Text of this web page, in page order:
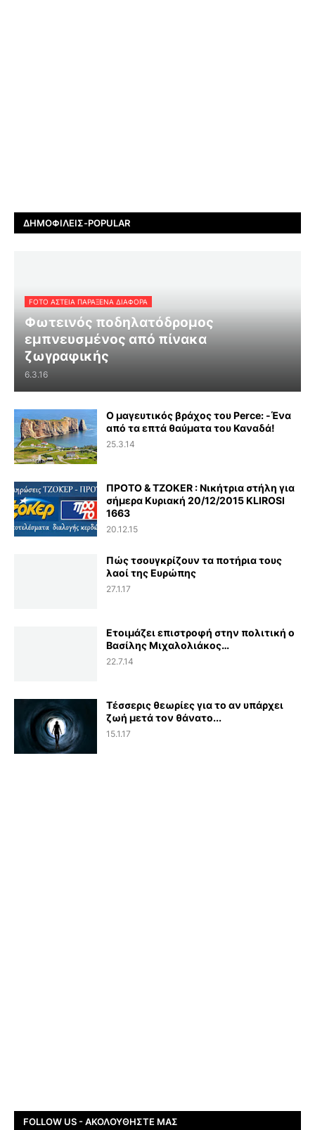
ΔΗΜΟΦΙΛΕΊΣ-POPULAR
FOTO ΑΣΤΕΙΑ ΠΑΡΑΞΕΝΑ ΔΙΑΦΟΡΑ
Φωτεινός ποδηλατόδρομος
εμπνευσμένος από πίνακα
ζωγραφικής
6.3.16
Ο μαγευτικός βράχος του Perce: -Ένα
από τα επτά θαύματα του Καναδά!
25.3.14
ΠΡΟΤΟ & TZOKER : Νικήτρια στήλη για
σήμερα Κυριακή 20/12/2015 KLIROSI
1663
20.12.15
Πώς τσουγκρίζουν τα ποτήρια τους
λαοί της Ευρώπης
27.1.17
Ετοιμάζει επιστροφή στην πολιτική ο
Βασίλης Μιχαλολιάκος…
22.7.14
Τέσσερις θεωρίες για το αν υπάρχει
ζωή μετά τον θάνατο...
15.1.17
FOLLOW US - ΑΚΟΛΟΥΘΉΣΤΕ ΜΑΣ